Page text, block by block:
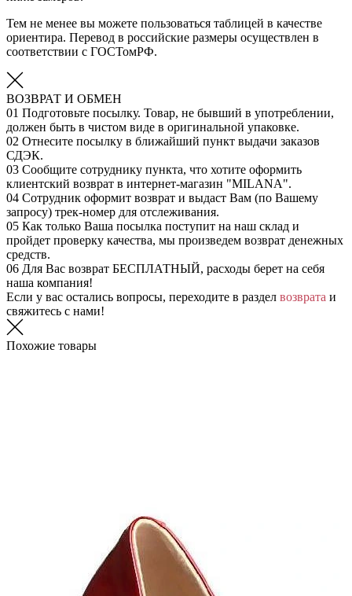
Тем не менее вы можете пользоваться таблицей в качестве
ориентира. Перевод в российские размеры осуществлен в
соответствии с ГОСТомРФ.
ВОЗВРАТ И ОБМЕН
01 Подготовьте посылку. Товар, не бывший в употреблении,
должен быть в чистом виде в оригинальной упаковке.
02 Отнесите посылку в ближайший пункт выдачи заказов
СДЭК.
03 Сообщите сотруднику пункта, что хотите оформить
клиентский возврат в интернет-магазин "MILANA".
04 Сотрудник оформит возврат и выдаст Вам (по Вашему
запросу) трек-номер для отслеживания.
05 Как только Ваша посылка поступит на наш склад и
пройдет проверку качества, мы произведем возврат денежных
средств.
06 Для Вас возврат БЕСПЛАТНЫЙ, расходы берет на себя
наша компания!
Если у вас остались вопросы, переходите в раздел возврата и
свяжитесь с нами!
Похожие товары